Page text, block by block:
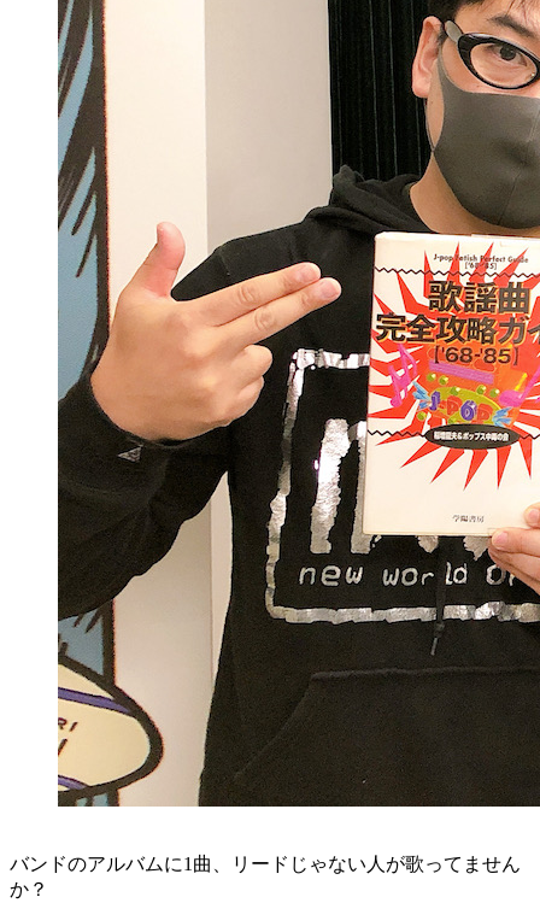
バンドのアルバムに1曲、リードじゃない人が歌ってません
か？